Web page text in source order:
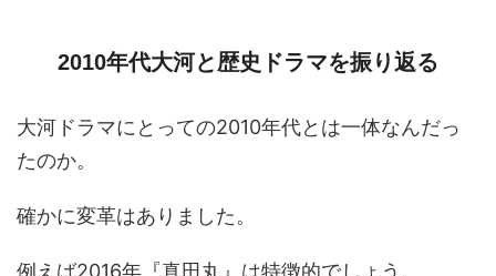
2010年代大河と歴史ドラマを振り返る
大河ドラマにとっての2010年代とは一体なんだっ
たのか。
確かに変革はありました。
例えば2016年『真田丸』は特徴的でしょう。